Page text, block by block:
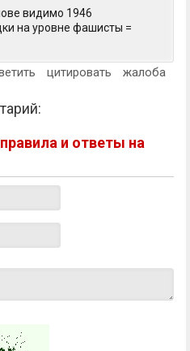
видимо 1946
на уровне фашисты =
цитировать жалоба
правила и ответы на